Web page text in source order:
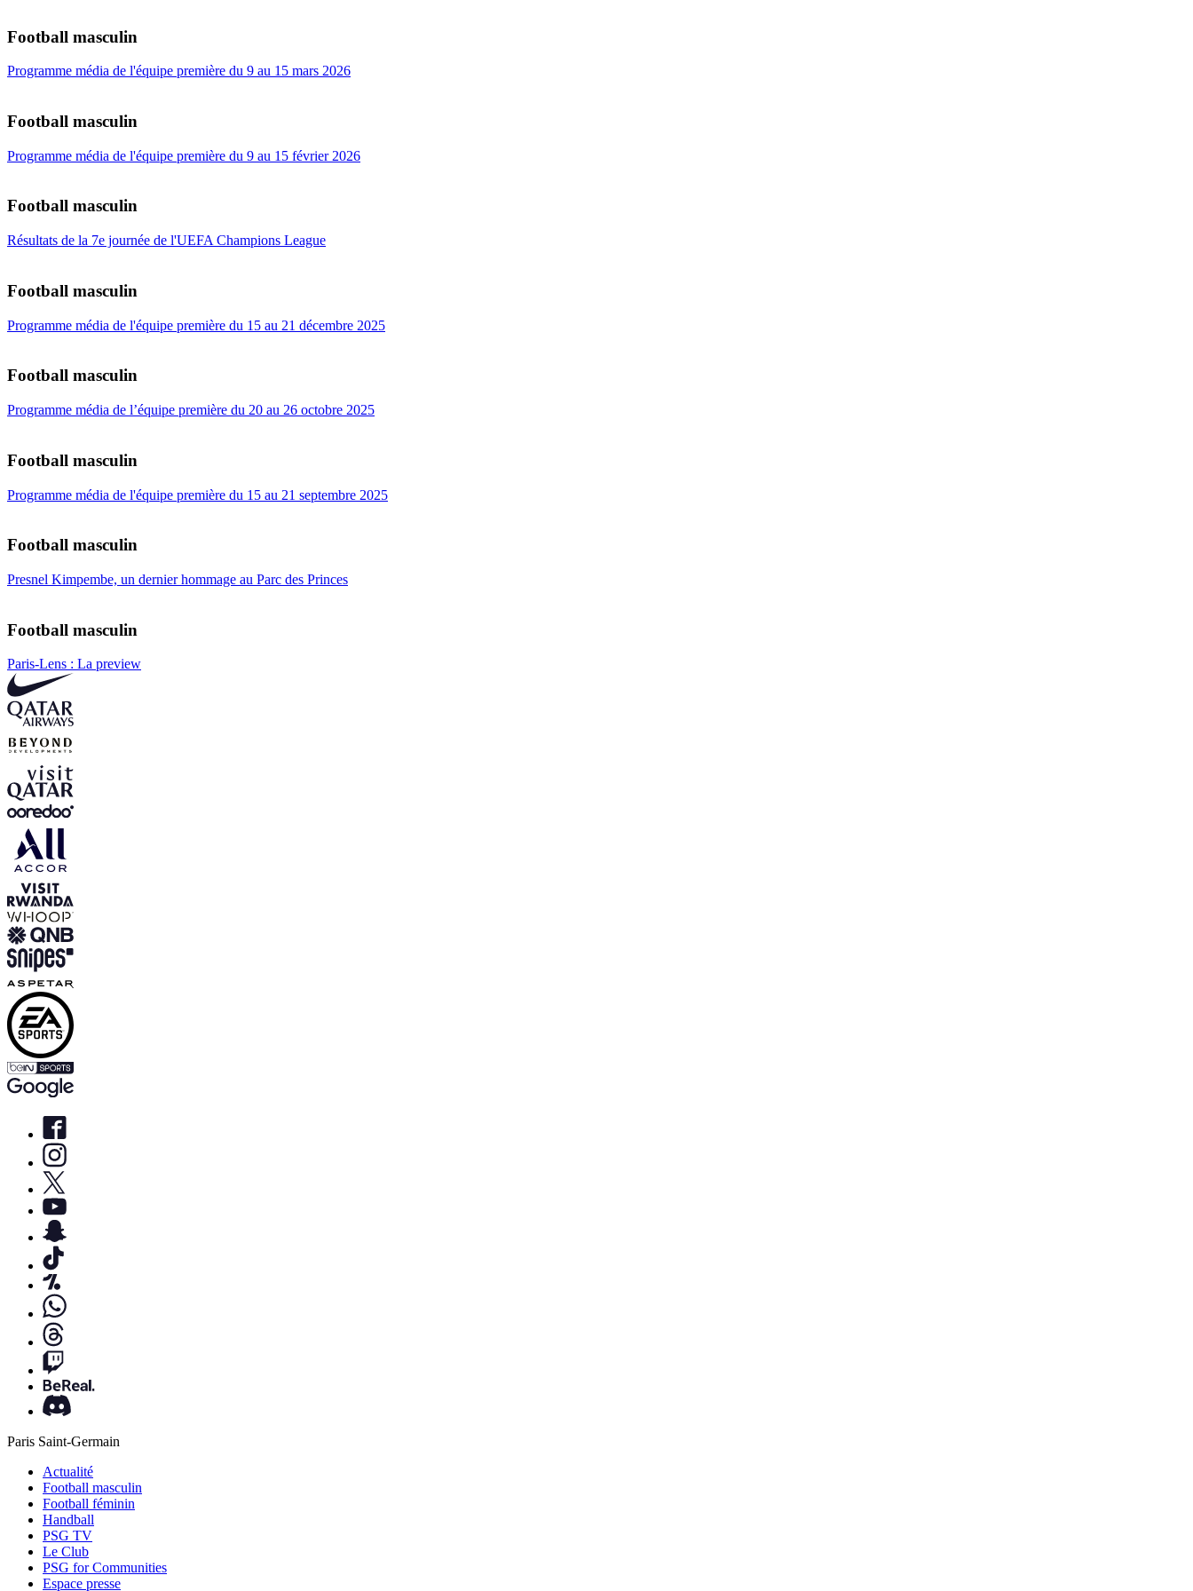
Football masculin
Programme média de l'équipe première du 9 au 15 mars 2026
Football masculin
Programme média de l'équipe première du 9 au 15 février 2026
Football masculin
Résultats de la 7e journée de l'UEFA Champions League
Football masculin
Programme média de l'équipe première du 15 au 21 décembre 2025
Football masculin
Programme média de l’équipe première du 20 au 26 octobre 2025
Football masculin
Programme média de l'équipe première du 15 au 21 septembre 2025
Football masculin
Presnel Kimpembe, un dernier hommage au Parc des Princes
Football masculin
Paris-Lens : La preview
Paris Saint-Germain
Actualité
Football masculin
Football féminin
Handball
PSG TV
Le Club
PSG for Communities
Espace presse